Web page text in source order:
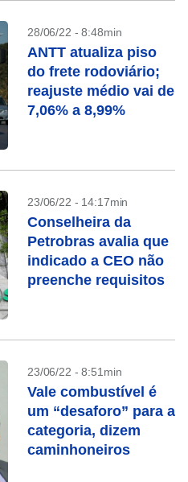
28/06/22 - 8:48min
ANTT atualiza piso
do frete rodoviário;
reajuste médio vai de
7,06% a 8,99%
23/06/22 - 14:17min
Conselheira da
Petrobras avalia que
indicado a CEO não
preenche requisitos
23/06/22 - 8:51min
Vale combustível é
um “desaforo” para a
categoria, dizem
caminhoneiros